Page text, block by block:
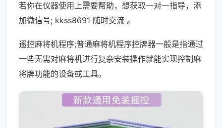
若你在仪器使用上需要帮助，想获取一对一指导，添
加微信号; kkss8691 随时交流 。
遥控麻将机程序;普通麻将机程序控牌器一般是指通过
一些无需对麻将机进行复杂安装操作就能实现控制麻
将牌功能的设备或工具。